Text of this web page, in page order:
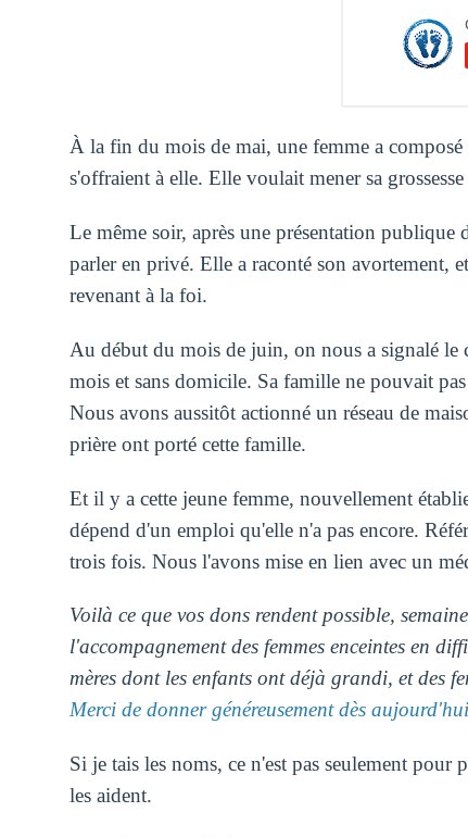
À la fin du mois de mai, une femme a
s'offraient à elle. Elle voulait mener sa
Le même soir, après une présentation publique
parler en privé. Elle a raconté son avortement,
revenant à la foi.
Au début du mois de juin, on nous a signalé le
mois et sans domicile. Sa famille ne pouvait
Nous avons aussitôt actionné un réseau de
prière ont porté cette famille.
Et il y a cette jeune femme, nouvellement
dépend d'un emploi qu'elle n'a pas encore.
trois fois. Nous l'avons mise en lien avec un
Voilà ce que vos dons rendent possible,
l'accompagnement des femmes enceintes en
mères dont les enfants ont déjà grandi, et des
Merci de donner généreusement dès
Si je tais les noms, ce n'est pas seulement pour
les aident.